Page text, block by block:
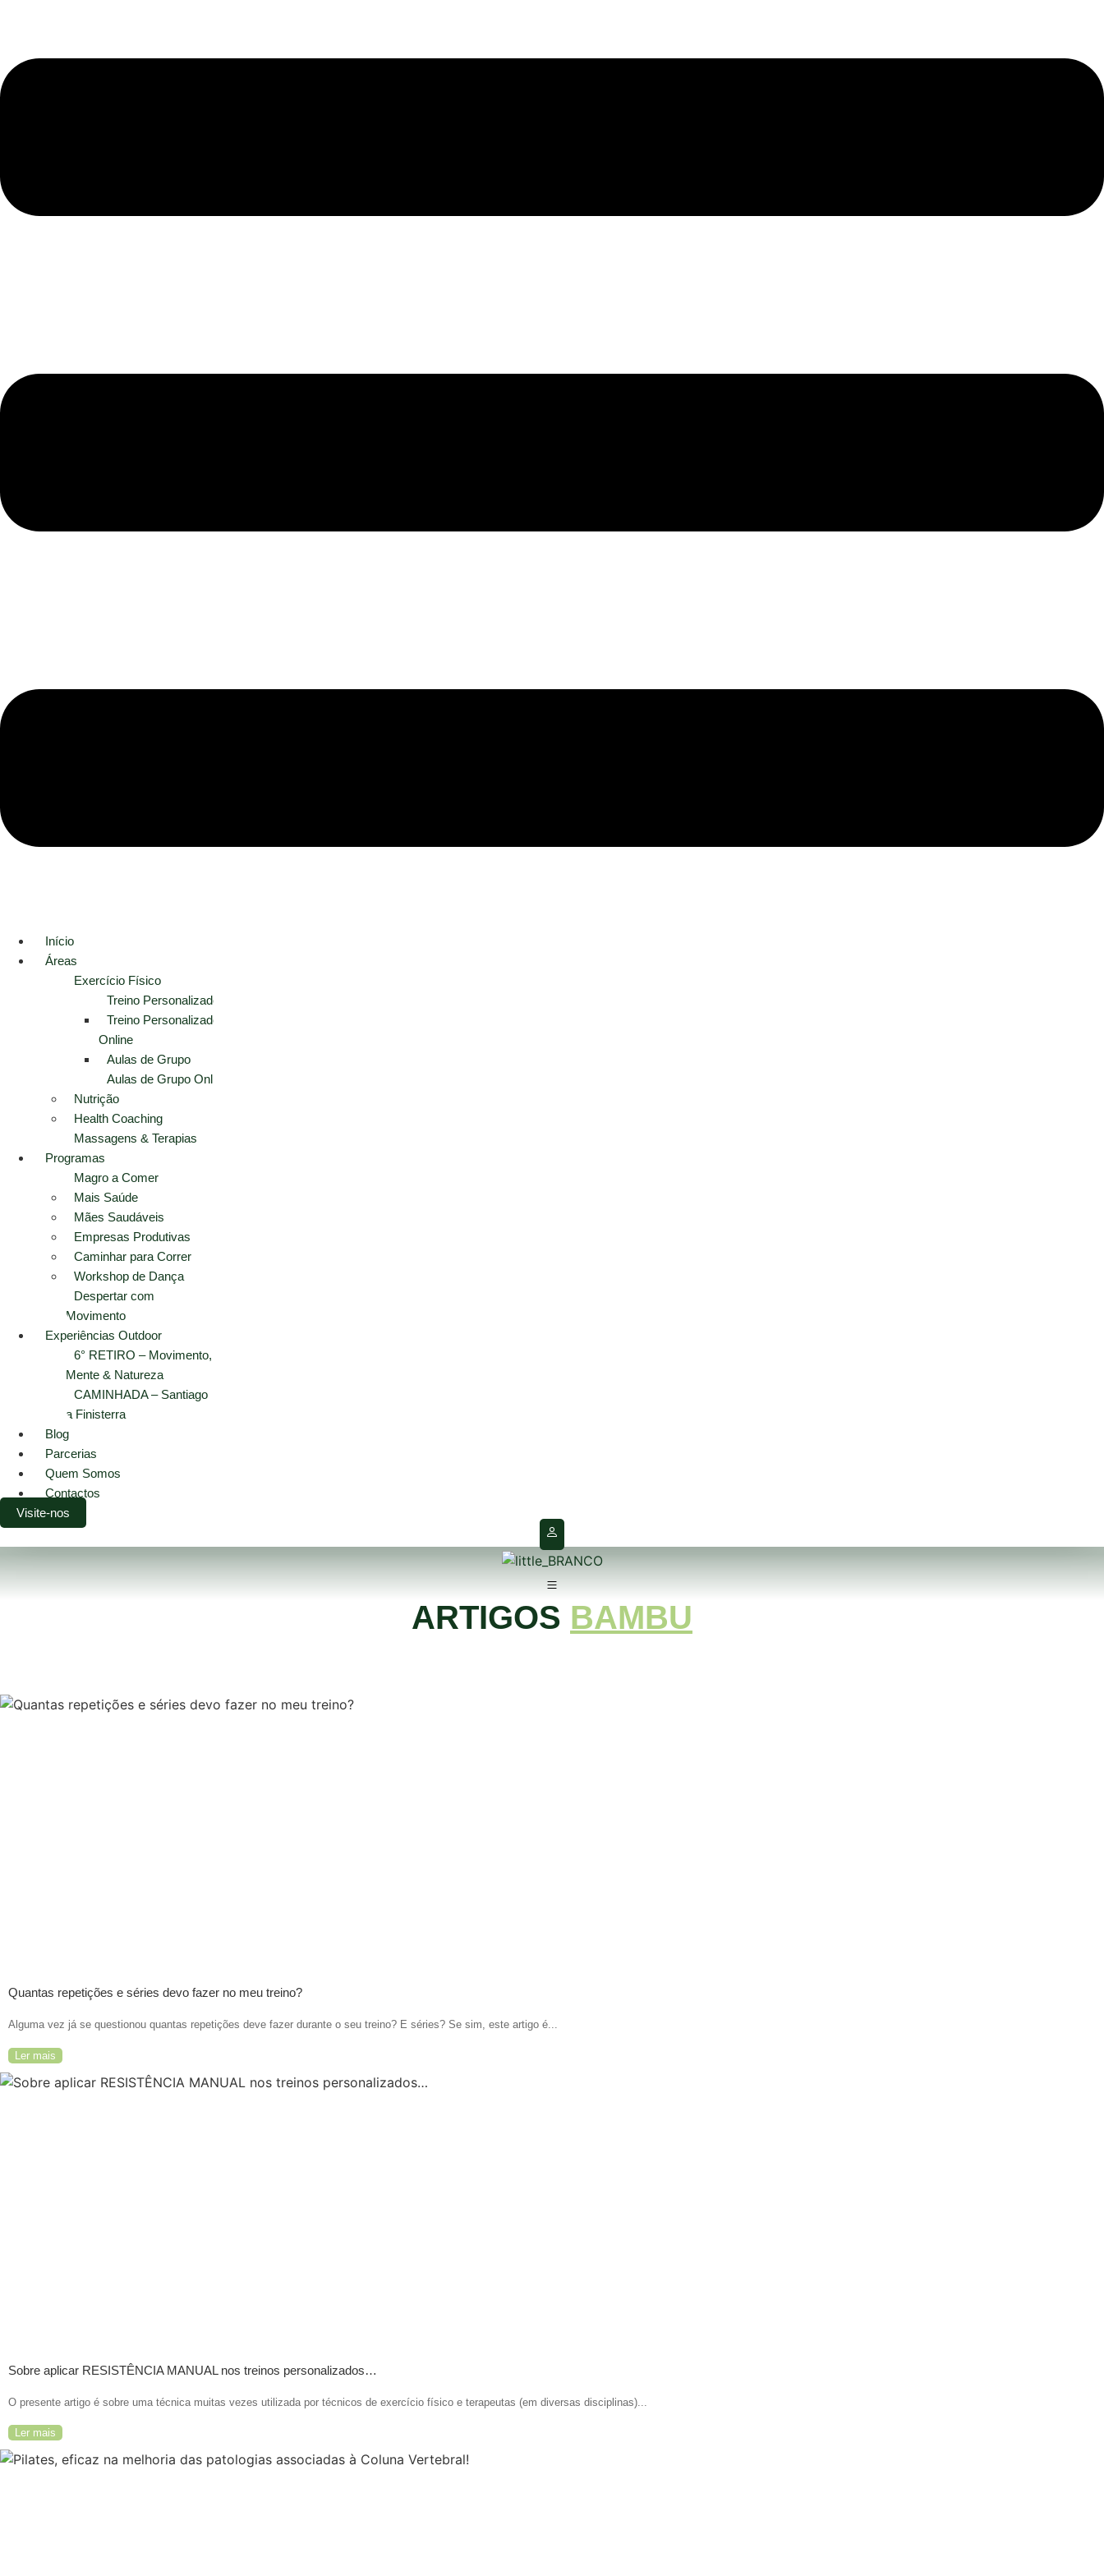
Início
Áreas
Exercício Físico
Treino Personalizado
Treino Personalizado
Online
Aulas de Grupo
Aulas de Grupo Online
Nutrição
Health Coaching
Massagens & Terapias
Programas
Magro a Comer
Mais Saúde
Mães Saudáveis
Empresas Produtivas
Caminhar para Correr
Workshop de Dança
Despertar com
Movimento
Experiências Outdoor
6° RETIRO – Movimento,
Mente & Natureza
CAMINHADA – Santiago
a Finisterra
Blog
Parcerias
Quem Somos
Contactos
Visite-nos
ARTIGOS BAMBU
Quantas repetições e séries devo fazer no meu treino?
Alguma vez já se questionou quantas repetições deve fazer durante o seu treino? E séries? Se sim, este artigo é...
Ler mais
Sobre aplicar RESISTÊNCIA MANUAL nos treinos personalizados…
O presente artigo é sobre uma técnica muitas vezes utilizada por técnicos de exercício físico e terapeutas (em diversas disciplinas)...
Ler mais